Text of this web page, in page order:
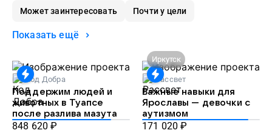
Может заинтересовать Почти у цели
Показать ещё
Код Добра
Поддержим людей и
животных в Туапсе
после разлива мазута
848 620 ₽
Иркутск
Рассвет
Важные навыки для
Ярославы — девочки с
аутизмом
171 020 ₽